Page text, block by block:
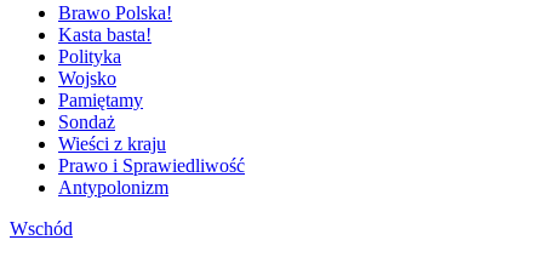
Brawo Polska!
Kasta basta!
Polityka
Wojsko
Pamiętamy
Sondaż
Wieści z kraju
Prawo i Sprawiedliwość
Antypolonizm
Wschód